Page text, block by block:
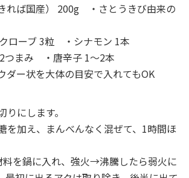
れば国産） 200g ・さとうきび由来の
ローブ 3粒 ・シナモン 1本
2つまみ ・唐辛子 1～2本
ダー状を大体の目安で入れてもOK
にします。
を加え、まんべんなく混ぜて、1時間ほ
料を鍋に入れ、強火→沸騰したら弱火に